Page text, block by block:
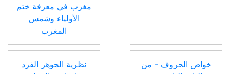
مغرب في معرفة ختم
الأولياء وشمس
المغرب
خواص الحروف - من
نظرية الجوهر الفرد